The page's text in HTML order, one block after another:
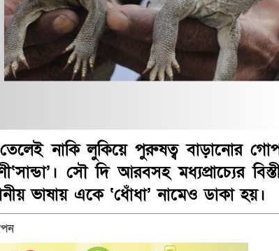
নাকি লুকিয়ে পুরুষত্ব বাড়ানোর
সৌ দি আরবসহ মধ্যপ্রাচ্যের
ভাষায় একে ‘ধোঁধা’ নামেও ডাকা হয়।